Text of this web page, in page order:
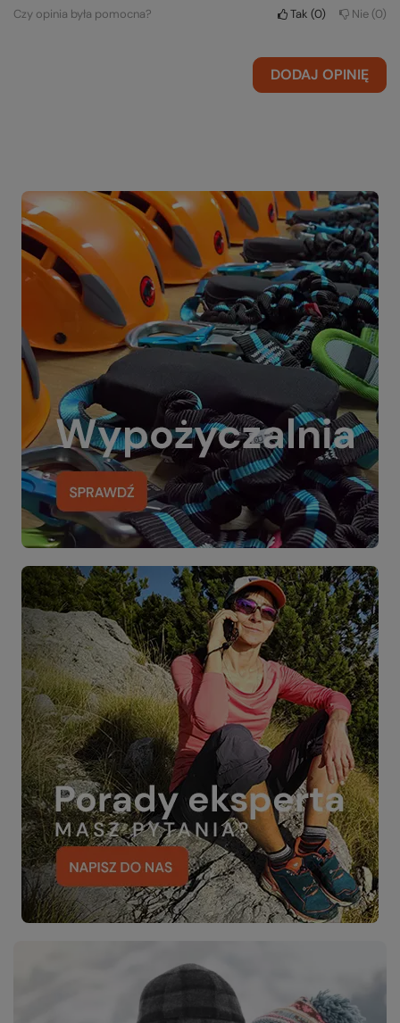
Czy opinia była pomocna?
Tak 0 Nie 0
DODAJ OPINIĘ